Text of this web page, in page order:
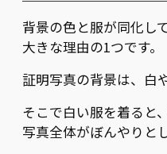
背景の色と服が同化し
大きな理由の1つです。
証明写真の背景は、白
そこで白い服を着ると
写真全体がぼんやりと